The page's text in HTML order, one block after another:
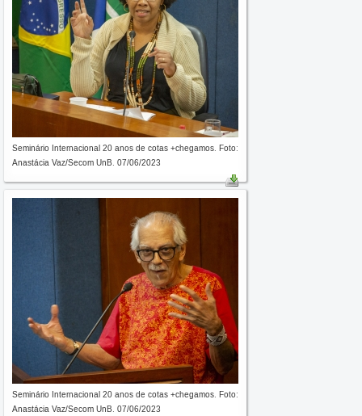
Seminário Internacional 20 anos de cotas +chegamos. Foto:
Anastácia Vaz/Secom UnB. 07/06/2023
Seminário Internacional 20 anos de cotas +chegamos. Foto:
Anastácia Vaz/Secom UnB. 07/06/2023